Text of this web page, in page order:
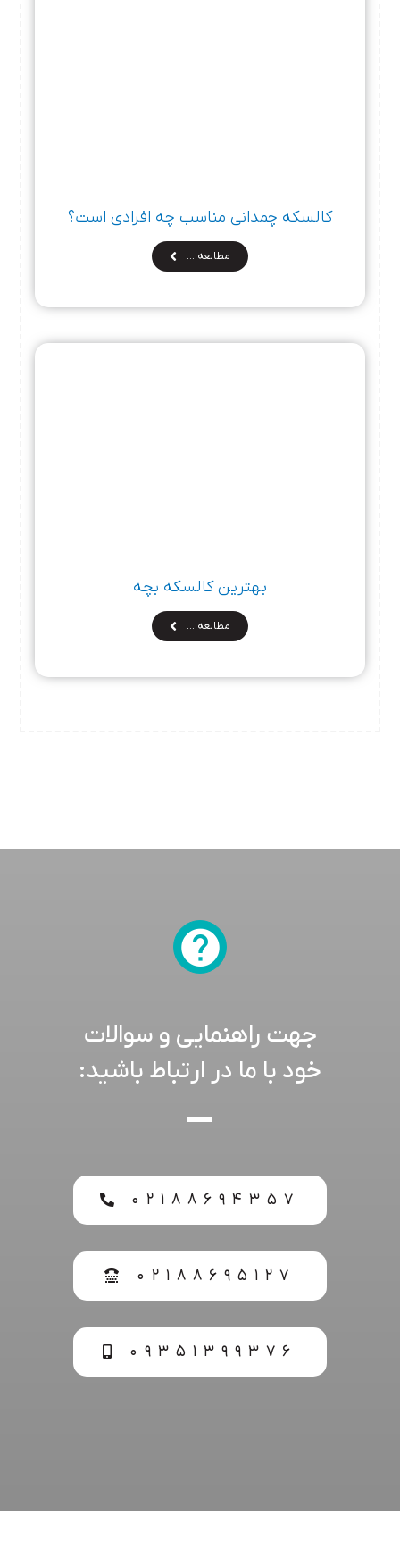
کالسکه چمدانی مناسب چه افرادی است؟
مطالعه …
بهترین کالسکه بچه
مطالعه …
جهت راهنمایی و سوالات
خود با ما در ارتباط باشید:
۰۲۱۸۸۶۹۴۳۵۷
۰۲۱۸۸۶۹۵۱۲۷
۰۹۳۵۱۳۹۹۳۷۶